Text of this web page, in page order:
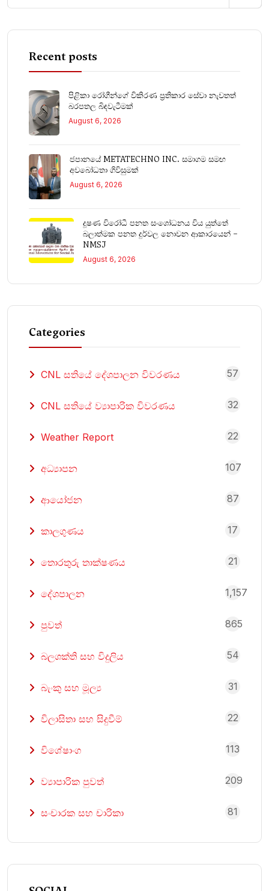
Recent posts
පිළිකා රෝගීන්ගේ විකිරණ ප්‍රතිකාර සේවා නැවතත්
බරපතල බිඳවැටීමක්
August 6, 2026
ජපානයේ METATECHNO INC. සමාගම සමඟ
අවබෝධතා ගිවිසුමක්
August 6, 2026
දූෂණ විරෝධී පනත සංශෝධනය විය යුත්තේ
බලාත්මක පනත දුර්වල නොවන ආකාරයෙන් –
NMSJ
August 6, 2026
Categories
CNL සතියේ දේශපාලන විවරණය 57
CNL සතියේ ව්‍යාපාරික විවරණය 32
Weather Report 22
අධ්‍යාපන 107
ආයෝජන 87
කාලගුණය 17
තොරතුරු තාක්ෂණය 21
දේශපාලන 1,157
පුවත් 865
බලශක්ති සහ විදුලිය 54
බැංකු සහ මූල්‍ය 31
විලාසිතා සහ සිදුවීම් 22
විශේෂාංග 113
ව්‍යාපාරික පුවත් 209
සංචාරක සහ චාරිකා 81